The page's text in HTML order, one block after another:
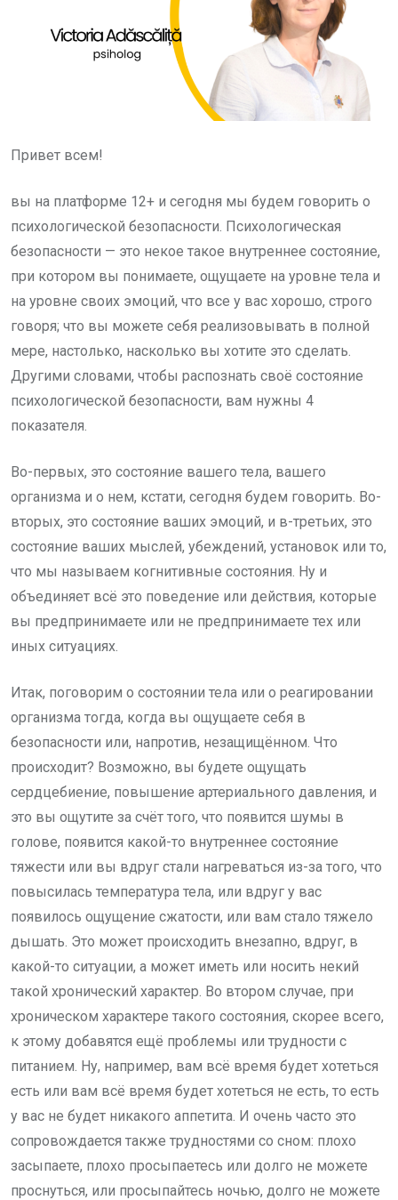
Привет всем!
вы на платформе 12+ и сегодня мы будем говорить о
психологической безопасности. Психологическая
безопасности — это некое такое внутреннее состояние,
при котором вы понимаете, ощущаете на уровне тела и
на уровне своих эмоций, что все у вас хорошо, строго
говоря; что вы можете себя реализовывать в полной
мере, настолько, насколько вы хотите это сделать.
Другими словами, чтобы распознать своё состояние
психологической безопасности, вам нужны 4
показателя.
Во-первых, это состояние вашего тела, вашего
организма и о нем, кстати, сегодня будем говорить. Во-
вторых, это состояние ваших эмоций, и в-третьих, это
состояние ваших мыслей, убеждений, установок или то,
что мы называем когнитивные состояния. Ну и
объединяет всё это поведение или действия, которые
вы предпринимаете или не предпринимаете тех или
иных ситуациях.
Итак, поговорим о состоянии тела или о реагировании
организма тогда, когда вы ощущаете себя в
безопасности или, напротив, незащищённом. Что
происходит? Возможно, вы будете ощущать
сердцебиение, повышение артериального давления, и
это вы ощутите за счёт того, что появится шумы в
голове, появится какой-то внутреннее состояние
тяжести или вы вдруг стали нагреваться из-за того, что
повысилась температура тела, или вдруг у вас
появилось ощущение сжатости, или вам стало тяжело
дышать. Это может происходить внезапно, вдруг, в
какой-то ситуации, а может иметь или носить некий
такой хронический характер. Во втором случае, при
хроническом характере такого состояния, скорее всего,
к этому добавятся ещё проблемы или трудности с
питанием. Ну, например, вам всё время будет хотеться
есть или вам всё время будет хотеться не есть, то есть
у вас не будет никакого аппетита. И очень часто это
сопровождается также трудностями со сном: плохо
засыпаете, плохо просыпаетесь или долго не можете
проснуться, или просыпайтесь ночью, долго не можете